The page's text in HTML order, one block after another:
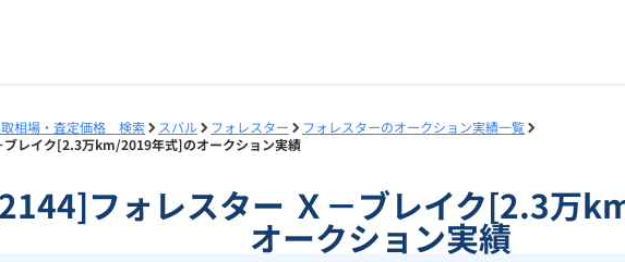
相場・査定価格 検索 スバル フォレスター
フォレスターのオークション実績一覧
レイク[2.3万km/2019年式]のオークション実績
フォレスター Ｘ－ブレイク[2.3万
オークション実績